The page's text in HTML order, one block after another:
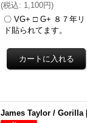
(税込: 1,100円)
〇 VG+ □ G+ ８７年
ド貼られてます。
James Taylor / Gorilla